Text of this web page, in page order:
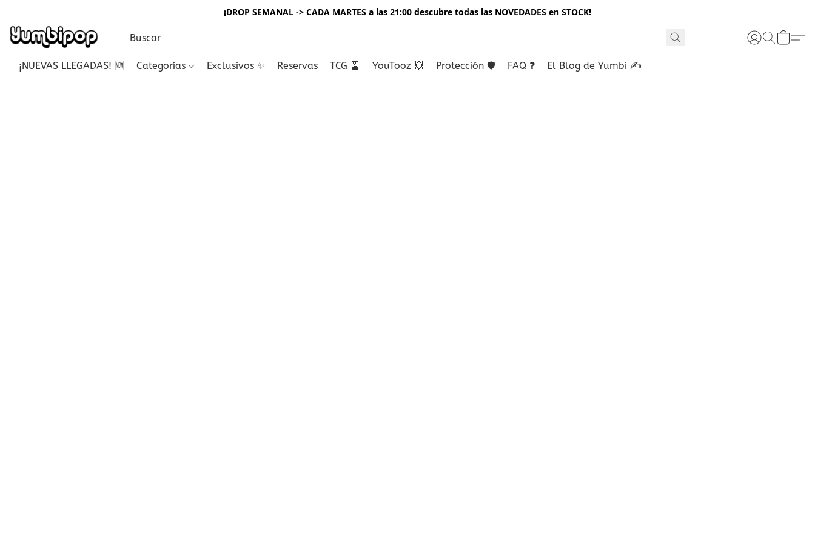
¡DROP SEMANAL -> CADA MARTES a las 21:00 descubre todas las NOVEDADES en STOCK!
¡NUEVAS LLEGADAS! 🆕 Categorías Exclusivos ✨ Reservas TCG 🎴 YouTooz 💥 Protección 🛡️ FAQ ❓ El Blog de Yumbi ✍️